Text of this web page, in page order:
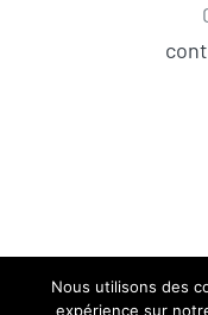
Nous utilisons des
expérience sur